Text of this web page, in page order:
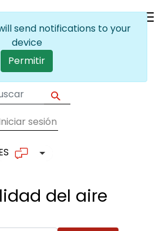
User account
sesión
Lista adicional de
del aire
send notifications to your
device
Permitir